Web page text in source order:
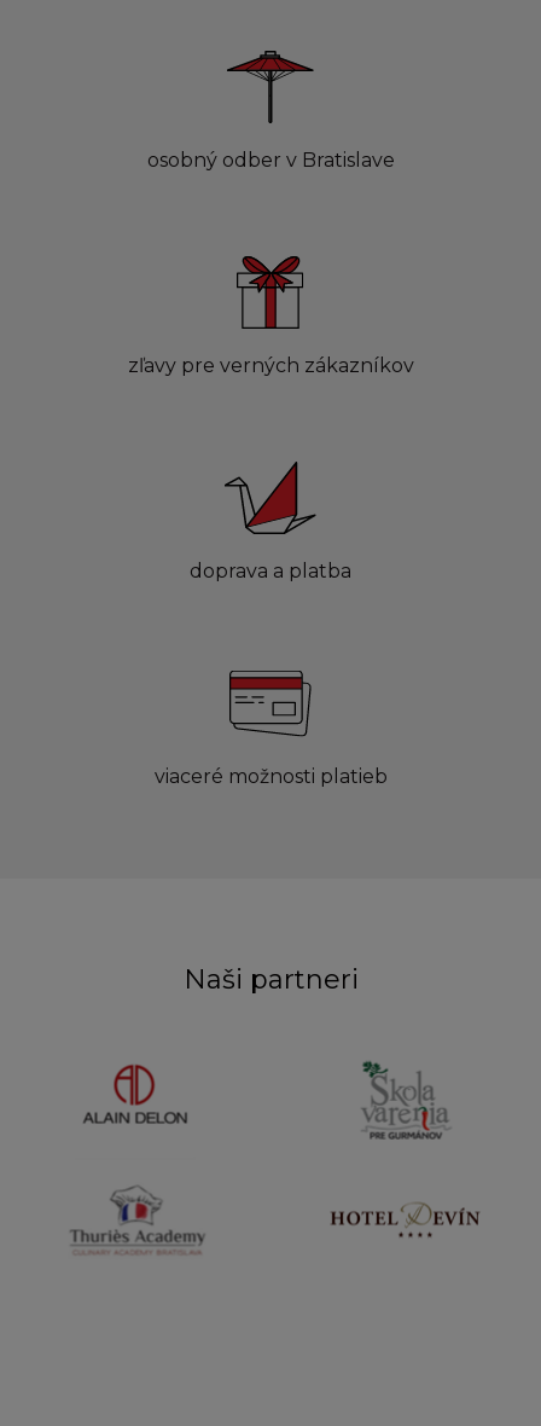
osobný odber v Bratislave
zľavy pre verných zákazníkov
doprava a platba
viaceré možnosti platieb
Naši partneri